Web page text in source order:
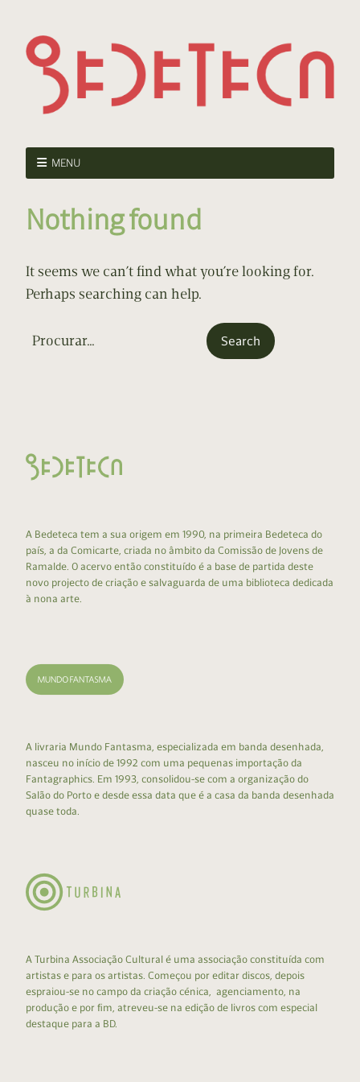
MENU
Nothing found
It seems we can’t find what you’re looking for.
Perhaps searching can help.
A Bedeteca tem a sua origem em 1990, na primeira Bedeteca do
país, a da Comicarte, criada no âmbito da Comissão de Jovens de
Ramalde. O acervo então constituído é a base de partida deste
novo projecto de criação e salvaguarda de uma biblioteca dedicada
à nona arte.
A livraria Mundo Fantasma, especializada em banda desenhada,
nasceu no início de 1992 com uma pequenas importação da
Fantagraphics. Em 1993, consolidou-se com a organização do
Salão do Porto e desde essa data que é a casa da banda desenhada
quase toda.
A Turbina Associação Cultural é uma associação constituída com
artistas e para os artistas. Começou por editar discos, depois
espraiou-se no campo da criação cénica, agenciamento, na
produção e por fim, atreveu-se na edição de livros com especial
destaque para a BD.